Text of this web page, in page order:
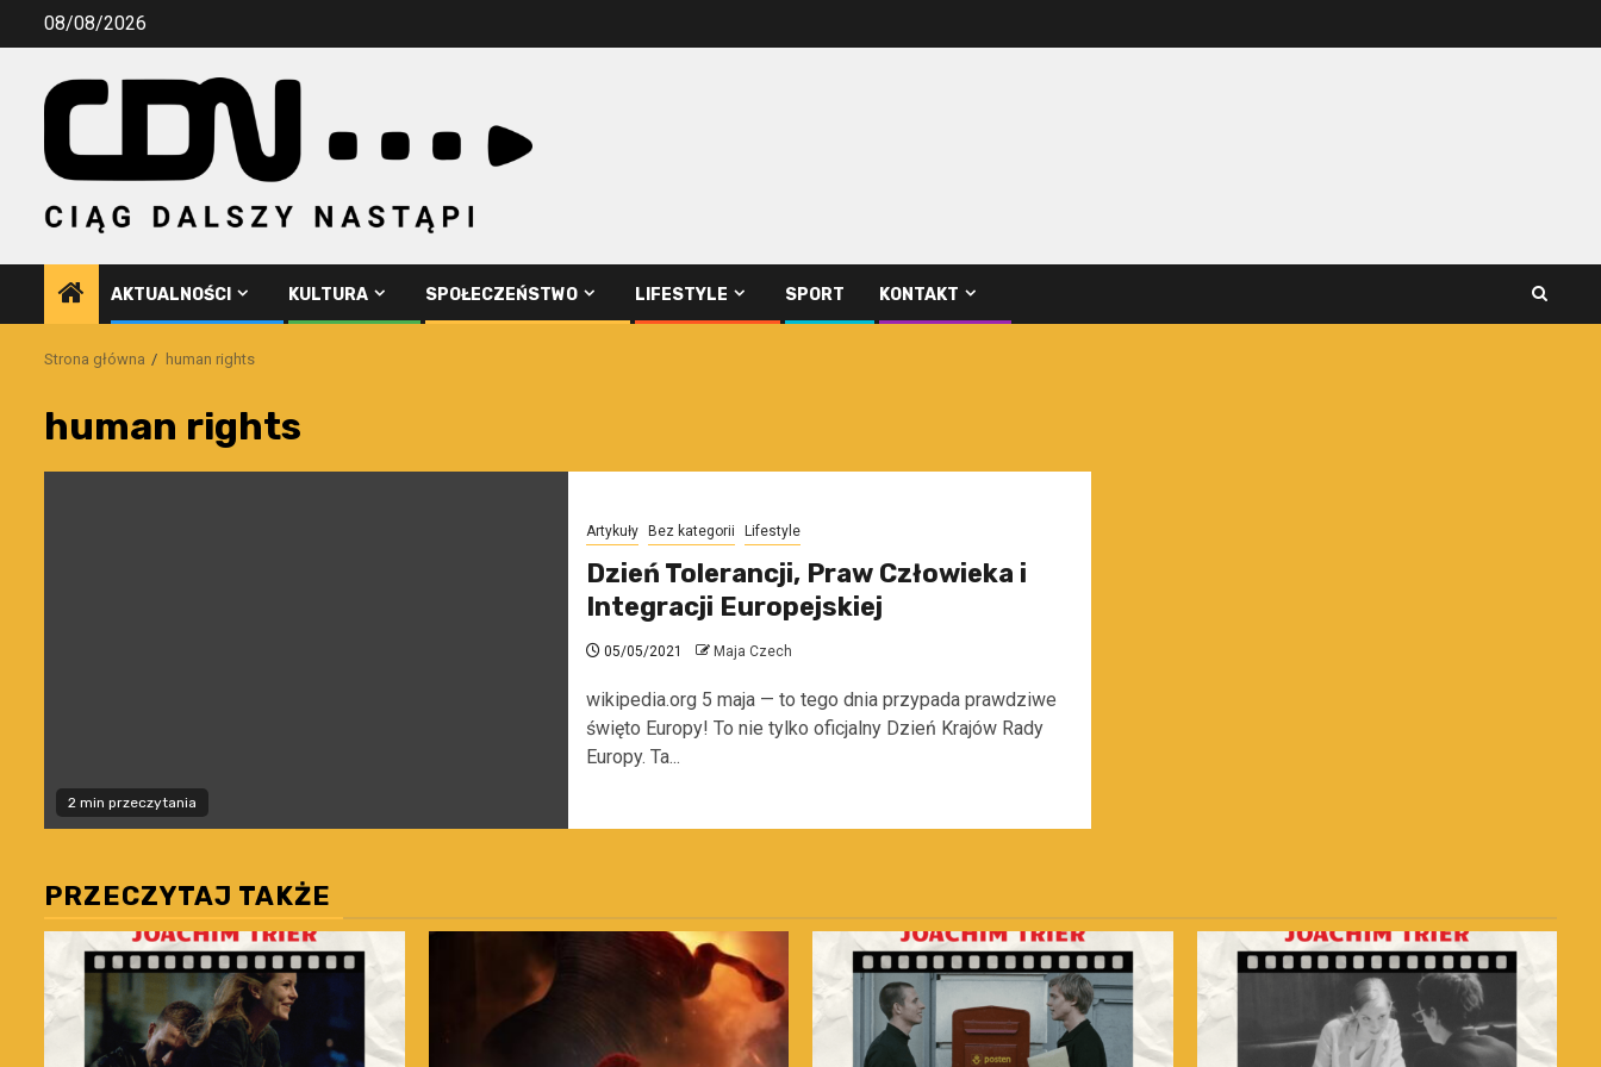
Przejdź08/08/2026
AKTUALNOŚCI KULTURA SPOŁECZEŃSTWO LIFESTYLE SPORT KONTAKT
Strona główna human rights
human rights
2 min przeczytania
Artykuły Bez kategorii Lifestyle
Dzień Tolerancji, Praw Człowieka i
Integracji Europejskiej
05/05/2021 Maja Czech
wikipedia.org 5 maja — to tego dnia przypada prawdziwe
święto Europy! To nie tylko oficjalny Dzień Krajów Rady
Europy. Ta...
PRZECZYTAJ TAKŻE